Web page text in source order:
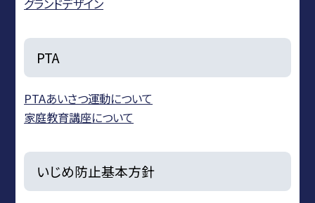
PTA
PTAあいさつ運動について
家庭教育講座について
いじめ防止基本方針